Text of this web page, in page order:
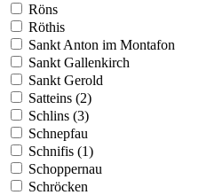
Röns
Röthis
Sankt Anton im Montafon
Sankt Gallenkirch
Sankt Gerold
Satteins (2)
Schlins (3)
Schnepfau
Schnifis (1)
Schoppernau
Schröcken